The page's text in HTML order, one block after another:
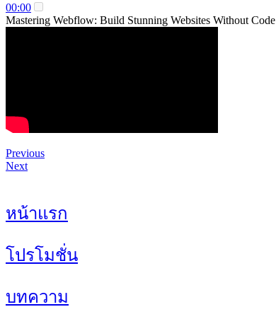
00:00
Mastering Webflow: Build Stunning Websites Without Code
Previous
Next
หน้าแรก
โปรโมชั่น
บทความ